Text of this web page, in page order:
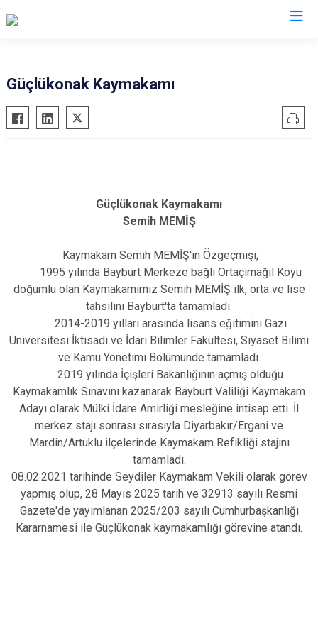
Güçlükonak Kaymakamı
Güçlükonak Kaymakamı
Semih MEMİŞ
Kaymakam Semih MEMİŞ'in Özgeçmişi;
1995 yılında Bayburt Merkeze bağlı Ortaçımağıl Köyü
doğumlu olan Kaymakamımız Semih MEMİŞ ilk, orta ve lise
tahsilini Bayburt'ta tamamladı.
2014-2019 yılları arasında lisans eğitimini Gazi
Üniversitesi İktisadi ve İdari Bilimler Fakültesi, Siyaset Bilimi
ve Kamu Yönetimi Bölümünde tamamladı.
2019 yılında İçişleri Bakanlığının açmış olduğu
Kaymakamlık Sınavını kazanarak Bayburt Valiliği Kaymakam
Adayı olarak Mülki İdare Amirliği mesleğine intisap etti. İl
merkez stajı sonrası sırasıyla Diyarbakır/Ergani ve
Mardin/Artuklu ilçelerinde Kaymakam Refikliği stajını
tamamladı.
08.02.2021 tarihinde Seydiler Kaymakam Vekili olarak görev
yapmış olup, 28 Mayıs 2025 tarih ve 32913 sayılı Resmi
Gazete'de yayımlanan 2025/203 sayılı Cumhurbaşkanlığı
Kararnamesi ile Güçlükonak kaymakamlığı görevine atandı.